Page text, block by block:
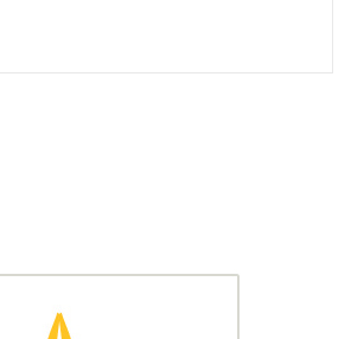
โรคฮีทสโตรก)
อาดของขนและผิวหนังของสัตว์เลี้ยงเป็น